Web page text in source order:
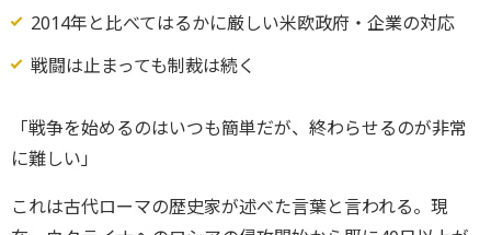
2014年と比べてはるかに厳しい米欧政府・企業の対応
戦闘は止まっても制裁は続く
「戦争を始めるのはいつも簡単だが、終わらせるのが非常
に難しい」
これは古代ローマの歴史家が述べた言葉と言われる。現